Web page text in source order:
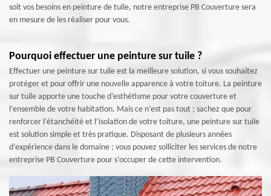
soit vos besoins en peinture de tuile, notre entreprise PB Couverture sera
en mesure de les réaliser pour vous.
Pourquoi effectuer une peinture sur tuile ?
Effectuer une peinture sur tuile est la meilleure solution, si vous souhaitez
protéger et pour offrir une nouvelle apparence à votre toiture. La peinture
sur tuile apporte une touche d’esthétisme pour votre couverture et
l’ensemble de votre habitation. Mais ce n’est pas tout ; sachez que pour
renforcer l’étanchéité et l’isolation de votre toiture, une peinture sur tuile
est solution simple et très pratique. Disposant de plusieurs années
d’expérience dans le domaine ; vous pouvez solliciter les services de notre
entreprise PB Couverture pour s’occuper de cette intervention.